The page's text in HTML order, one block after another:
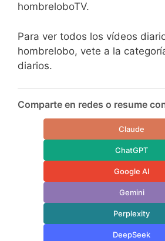
hombreloboTV.
Para ver todos los vídeos
hombrelobo, vete a la
diarios.
Comparte en redes o resume
Claude
ChatGPT
Google AI
Gemini
Perplexity
DeepSeek